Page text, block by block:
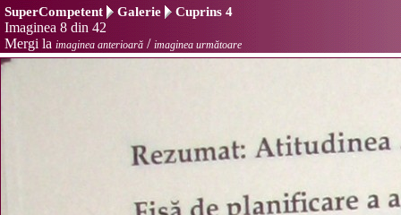
SuperCompetent Galerie Cuprins 4
Imaginea 8 din 42
Mergi la imaginea anterioară / imaginea următoare